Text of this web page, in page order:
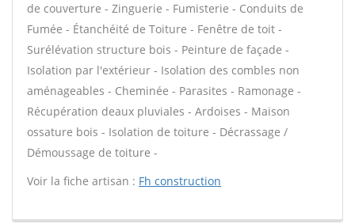
de couverture - Zinguerie - Fumisterie - Conduits de
Fumée - Étanchéité de Toiture - Fenêtre de toit -
Surélévation structure bois - Peinture de façade -
Isolation par l'extérieur - Isolation des combles non
aménageables - Cheminée - Parasites - Ramonage -
Récupération deaux pluviales - Ardoises - Maison
ossature bois - Isolation de toiture - Décrassage /
Démoussage de toiture -
Voir la fiche artisan : Fh construction